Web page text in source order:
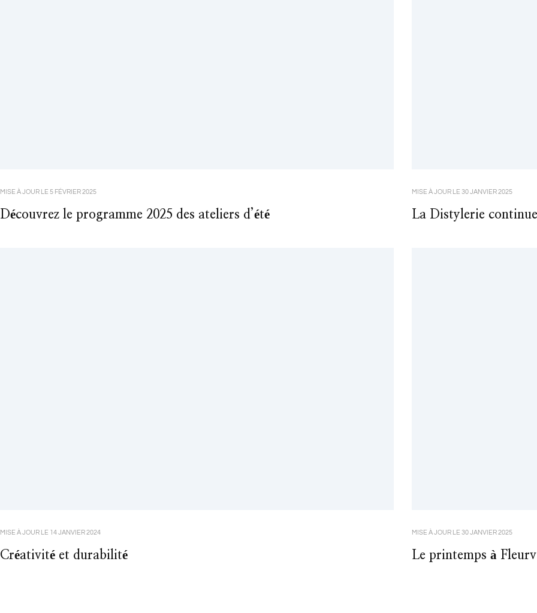
MISE À JOUR LE 5 FÉVRIER 2025
Découvrez le programme 2025 des ateliers d’été
MISE À JOUR LE 30 JANVIER 2025
La Distylerie
MISE À JOUR LE 14 JANVIER 2024
Créativité et durabilité
MISE À JOUR LE 30 JANVIER 2025
Le printemps à